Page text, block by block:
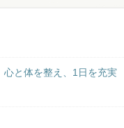
と体を整え、1日を充実